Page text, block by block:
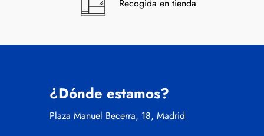
Recogida en tienda
¿Dónde estamos?
Plaza Manuel Becerra, 18, Madrid